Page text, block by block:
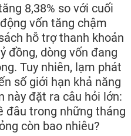
8,38% so với cuối
vốn tăng chậm
hỗ trợ thanh khoản
đồng, dòng vốn đang
Tuy nhiên, lạm phát
số giới hạn khả năng
này đặt ra câu hỏi lớn:
đâu trong những tháng
còn bao nhiêu?